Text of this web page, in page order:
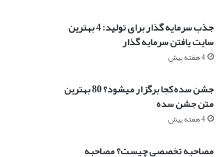
جذب سرمایه گذار برای تولید: 4 بهترین
سایت یافتن سرمایه گذار
4 هفته پیش
جشن سده کجا برگزار میشود؟ 80 بهترین
متن جشن سده
4 هفته پیش
مصاحبه تخصصی چیست؟ مصاحبه